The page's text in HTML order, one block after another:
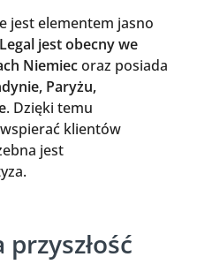
jest elementem jasno
jest obecny we
Niemiecoraz posiada
Paryżu,
. Dzięki temu
klientów
jest
przyszłość